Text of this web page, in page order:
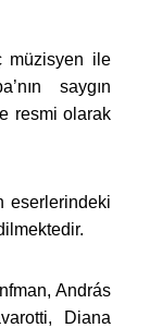
müzisyen ile
saygın
resmi olarak
eserlerindeki
András
Diana